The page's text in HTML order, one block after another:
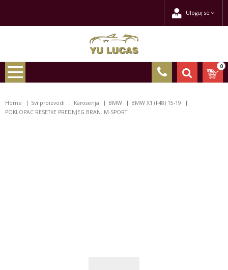
Uloguj se
0
Home Svi proizvodi Karoserija BMW
BMW X1 (F48) 15-19
POKLOPAC RESETKE PREDNJEG BRAN. M-SPORT